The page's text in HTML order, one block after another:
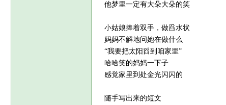
他梦里一定有大朵大朵的笑
小姑娘捧着双手，做舀水状
妈妈不解地问她在做什么
“我要把太阳舀到咱家里”
哈哈笑的妈妈一下子
感觉家里到处金光闪闪的
随手写出来的短文